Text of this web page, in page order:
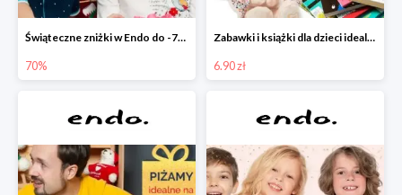
Świąteczne zniżki w Endo do -70%
70%
Zabawki i książki dla dzieci idealne na prezent w Endo od 6,90 zł
6.90 zł